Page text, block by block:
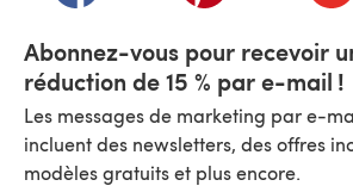
Abonnez-vous pour recevoir
réduction de 15 % par e-mail !
Les messages de marketing par e-
incluent des newsletters, des offres
modèles gratuits et plus encore.